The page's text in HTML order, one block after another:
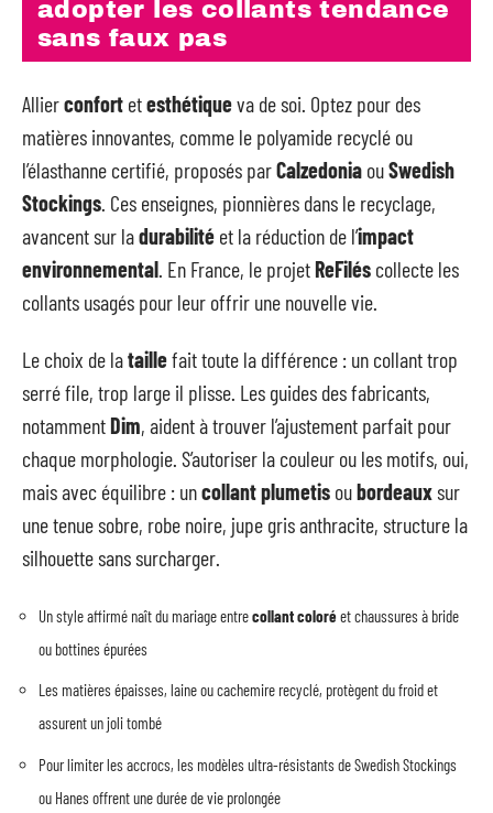
adopter les collants tendance
sans faux pas
Allierconfort etesthétiqueva de soi. Optez pour des
matières innovantes, comme le polyamide recyclé ou
l’élasthanne certifié, proposés parCalzedonia ouSwedish
Stockings . Ces enseignes, pionnières dans le recyclage,
avancent sur ladurabilité et la réduction de l’impact
environnemental . En France, le projetReFilés collecte les
collants usagés pour leur offrir une nouvelle vie.
Le choix de lataillefait toute la différence : un collant trop
serré file, trop large il plisse. Les guides des fabricants,
notammentDim, aident à trouver l’ajustement parfait pour
chaque morphologie. S’autoriser la couleur ou les motifs, oui,
mais avec équilibre : uncollant plumetis oubordeauxsur
une tenue sobre, robe noire, jupe gris anthracite, structure la
silhouette sans surcharger.
Un style affirmé naît du mariage entrecollant coloréet chaussures à bride
ou bottines épurées
Les matières épaisses, laine ou cachemire recyclé, protègent du froid et
assurent un joli tombé
Pour limiter les accrocs, les modèles ultra-résistants de Swedish Stockings
ou Hanes offrent une durée de vie prolongée